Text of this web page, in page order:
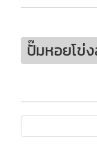
ปั๊มหอยโข่